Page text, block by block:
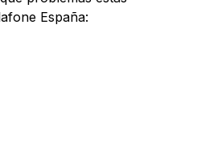
España: